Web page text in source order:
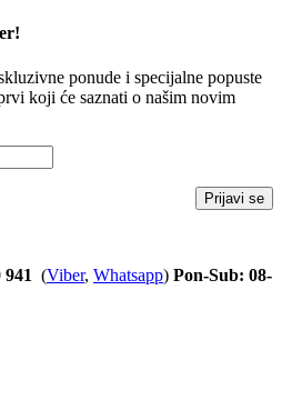
ponude i specijalne popuste
koji će saznati o našim novim
941 (Viber, Whatsapp) Pon-Sub: 08-